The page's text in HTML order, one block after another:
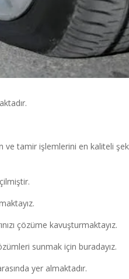
ve tamir işlemlerini en kaliteli
çözüme kavuşturmaktayız.
sunmak için buradayız.
yer almaktadır.